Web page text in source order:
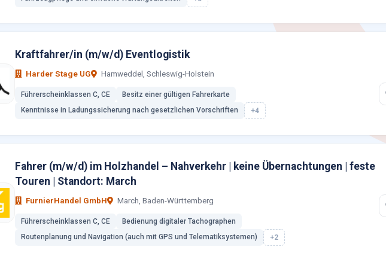
Kraftfahrer/in (m/w/d) Eventlogistik
Harder Stage UG Hamweddel, Schleswig-Holstein
Führerscheinklassen C, CE
Besitz einer gültigen Fahrerkarte
Kenntnisse in Ladungssicherung nach gesetzlichen Vorschriften
+4
Fahrer (m/w/d) im Holzhandel – Nahverkehr | keine Übernachtungen | feste
Touren | Standort: March
FurnierHandel GmbH March, Baden-Württemberg
Führerscheinklassen C, CE
Bedienung digitaler Tachographen
Routenplanung und Navigation (auch mit GPS und Telematiksystemen)
+2